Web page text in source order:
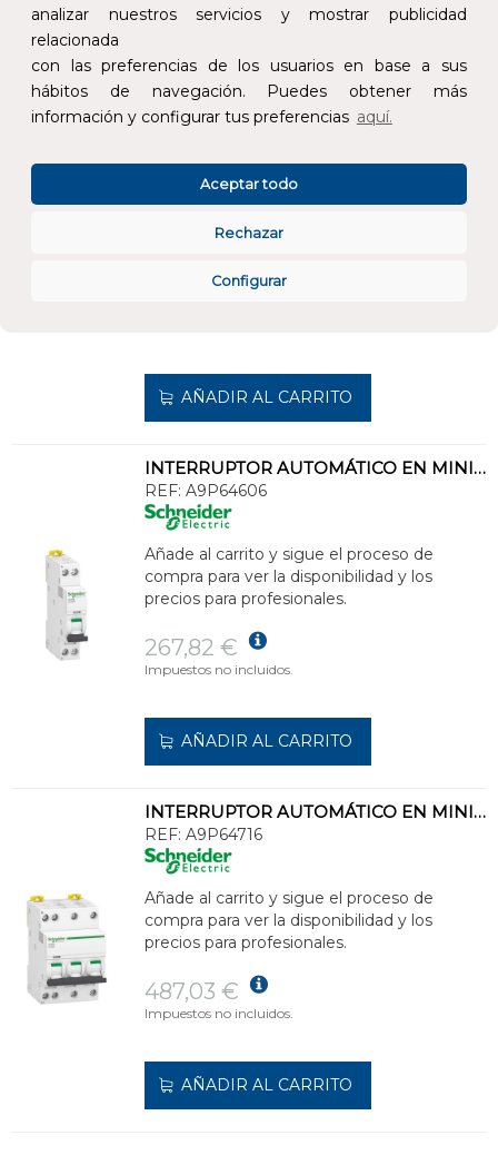
analizar nuestros servicios y mostrar publicidad
relacionada
con las preferencias de los usuarios en base a sus
hábitos de navegación. Puedes obtener más
información y configurar tus preferencias aquí.
Configurar
Rechazar
Aceptar todo
Añade al carrito y sigue el proceso de
compra para ver la disponibilidad y los
AÑADIR AL CARRITO
INTERRUPTOR AUTOMÁTICO EN MINIATURA ACTI 9 IC40N 1PN D 6A 6000A/10kA
REF: A9P64606
Añade al carrito y sigue el proceso de
compra para ver la disponibilidad y los
precios para profesionales.
267,82 €
Impuestos no incluidos.
AÑADIR AL CARRITO
INTERRUPTOR AUTOMÁTICO EN MINIATURA ACTI 22 IC40N 3PN D 16A 6000A/10kA
REF: A9P64716
Añade al carrito y sigue el proceso de
compra para ver la disponibilidad y los
precios para profesionales.
487,03 €
Impuestos no incluidos.
AÑADIR AL CARRITO